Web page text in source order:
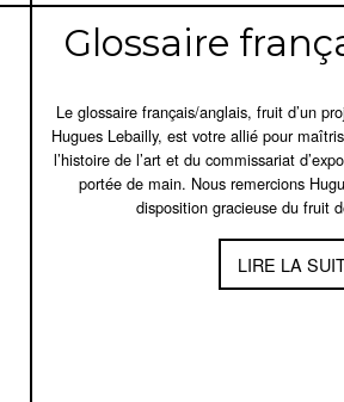
Glossaire
Le glossaire français/anglais, fruit d’un
Hugues Lebailly, est votre allié pour
l’histoire de l’art et du commissariat
portée de main. Nous remercions
disposition gracieuse du fruit
LIRE LA